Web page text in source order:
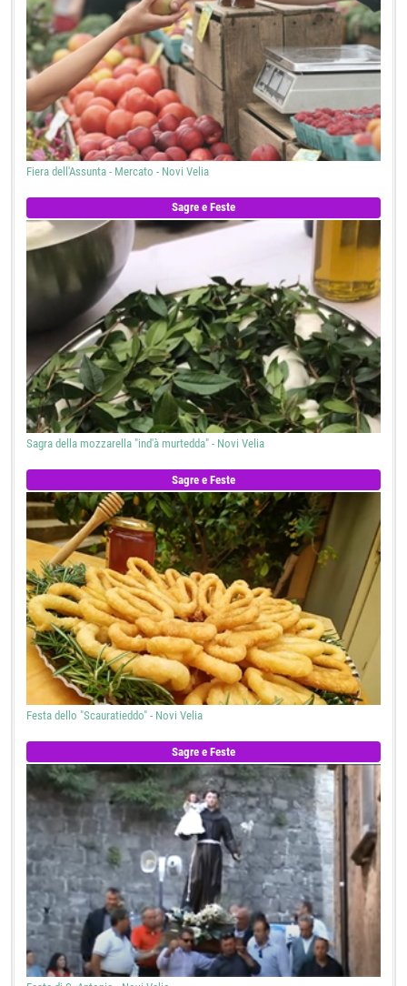
Fiera dell'Assunta - Mercato - Novi Velia
Sagre e Feste
Sagra della mozzarella "ind'à murtedda" - Novi Velia
Sagre e Feste
Festa dello "Scauratieddo" - Novi Velia
Sagre e Feste